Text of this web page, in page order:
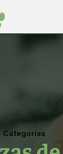
Categorías